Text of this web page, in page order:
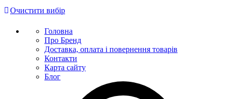
Очистити вибір
Головна
Про Бренд
Доставка, оплата і повернення товарів
Контакти
Карта сайту
Блог